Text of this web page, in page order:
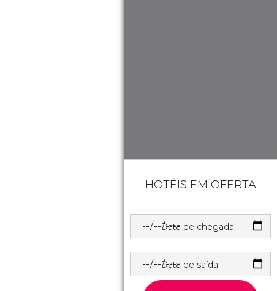
HOTÉIS EM OFERTA
Data de chegada
Data de saída